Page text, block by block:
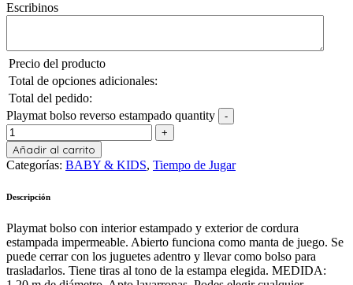
Escribinos
Precio del producto
Total de opciones adicionales:
Total del pedido:
Playmat bolso reverso estampado quantity
Añadir al carrito
Categorías: BABY & KIDS, Tiempo de Jugar
Descripción
Playmat bolso con interior estampado y exterior de cordura
estampada impermeable. Abierto funciona como manta de juego. Se
puede cerrar con los juguetes adentro y llevar como bolso para
trasladarlos. Tiene tiras al tono de la estampa elegida. MEDIDA: